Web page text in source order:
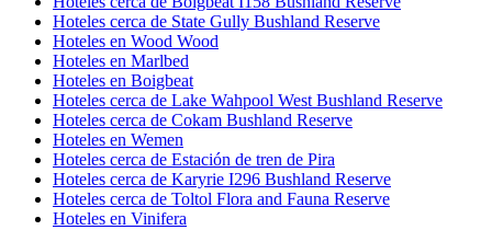
Hoteles cerca de State Gully Bushland Reserve
Hoteles en Wood Wood
Hoteles en Marlbed
Hoteles en Boigbeat
Hoteles cerca de Lake Wahpool West Bushland Reserve
Hoteles cerca de Cokam Bushland Reserve
Hoteles en Wemen
Hoteles cerca de Estación de tren de Pira
Hoteles cerca de Karyrie I296 Bushland Reserve
Hoteles cerca de Toltol Flora and Fauna Reserve
Hoteles en Vinifera